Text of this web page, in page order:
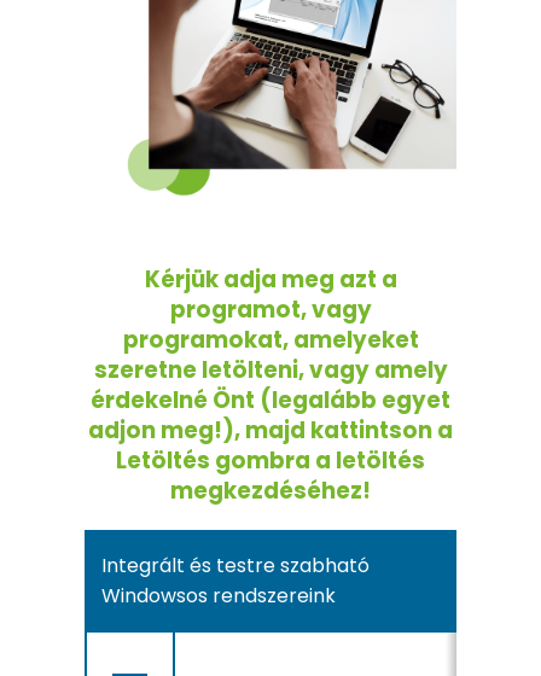
Kérjük adja meg azt a
programot, vagy
programokat, amelyeket
szeretne letölteni, vagy amely
érdekelné Önt (legalább egyet
adjon meg!), majd kattintson a
Letöltés gombra a letöltés
megkezdéséhez!
Integrált és testre szabható
Windowsos rendszereink